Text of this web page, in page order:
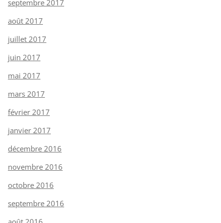
septembre 2017
août 2017
juillet 2017
juin 2017
mai 2017
mars 2017
février 2017
janvier 2017
décembre 2016
novembre 2016
octobre 2016
septembre 2016